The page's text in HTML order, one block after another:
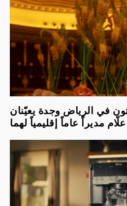
في الرياض وجدة يعيّنان
مديراً عاماً إقليمياً لهما